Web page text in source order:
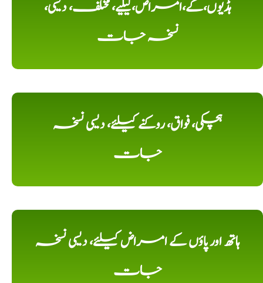
ہڈیوں،کے،امراض،کیلیے، مختلف، دیسی،
نسخہ جات
ہچکی، فواق، روکنے کیلئے، دیسی نسخہ
جات
ہاتھ اور پاؤں کے امراض کیلئے، دیسی نسخہ
جات